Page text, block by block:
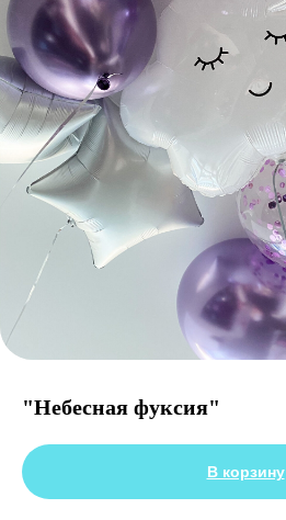
"Небесная фуксия"
В корзину